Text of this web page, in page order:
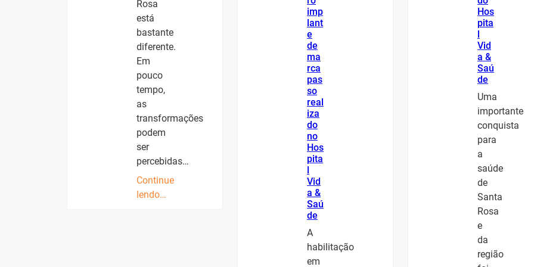
Rosa
está
bastante
diferente.
Em
pouco
tempo,
as
transformações
podem
ser
percebidas…
Continue
lendo…
imp
lant
e
de
ma
rca
pas
so
real
iza
do
no
Hos
pita
Vid
a &
Saú
de
A
habilitação
em
Hos
pita
Vid
a &
Saú
de
Uma
importante
conquista
para
a
saúde
de
Santa
Rosa
e
da
região